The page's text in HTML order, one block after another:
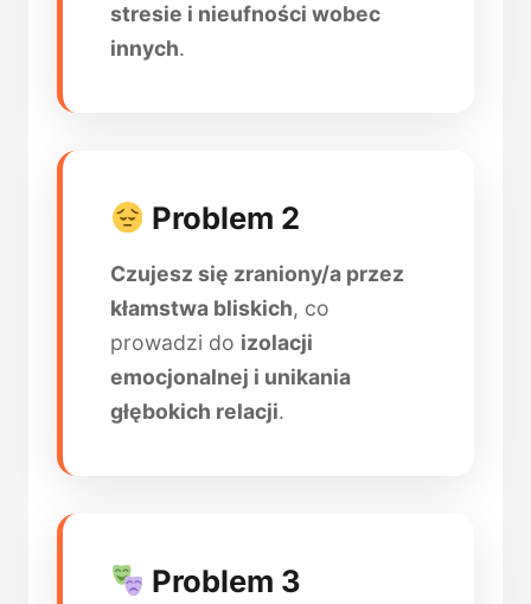
stresie i nieufności wobec
innych.
Problem 2
Czujesz się zraniony/a przez
kłamstwa bliskich, co
prowadzi do izolacji
emocjonalnej i unikania
głębokich relacji.
Problem 3